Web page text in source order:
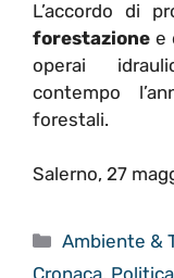
L’accordo di
forestazione e
operai
contempo
forestali.
Salerno, 27
Categorie
Ambiente &